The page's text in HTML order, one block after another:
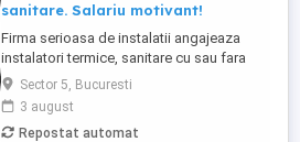
sanitare. Salariu motivant!
Firma serioasa de instalatii angajeaza
instalatori termice, sanitare cu sau fara
experienta si sudori instalatori. Salariu
motivant si conditii de munca bune!
Oferim cazare!
Sector 5, Bucuresti
3 august
Repostat automat